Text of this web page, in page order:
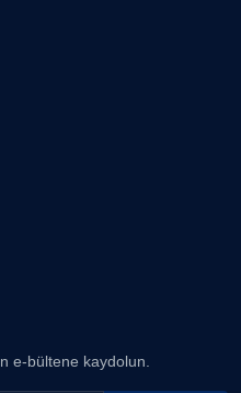
e-bültene kaydolun.